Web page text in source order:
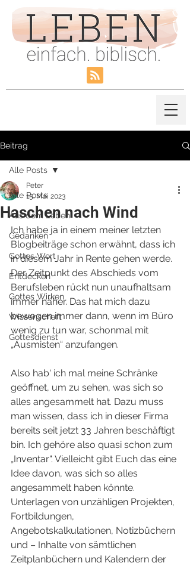
Beitrag
Alle Posts
Aus dem Leben
Gedanken
Gottes Wort
Entdecken
Gottes Wirken
Wissenschaft
Gottesdienst
Alle Posts
Haschen nach Wind
Peter
15. Mai 2023
Ich habe ja in einem meiner letzten
Blogbeiträge schon erwähnt, dass ich
in diesem Jahr in Rente gehen werde.
Der Zeitpunkt des Abschieds vom
Berufsleben rückt nun unaufhaltsam
immer näher. Das hat mich dazu
bewogen immer dann, wenn im Büro
wenig zu tun war, schonmal mit
„Ausmisten“ anzufangen.
Also hab‘ ich mal meine Schränke
geöffnet, um zu sehen, was sich so
alles angesammelt hat. Dazu muss
man wissen, dass ich in dieser Firma
bereits seit jetzt 33 Jahren beschäftigt
bin. Ich gehöre also quasi schon zum
„Inventar“. Vielleicht gibt Euch das eine
Idee davon, was sich so alles
angesammelt haben könnte.
Unterlagen von unzähligen Projekten,
Fortbildungen,
Angebotskalkulationen, Notizbüchern
und – Inhalte von sämtlichen
Zeitplanbüchern und Kalendern der